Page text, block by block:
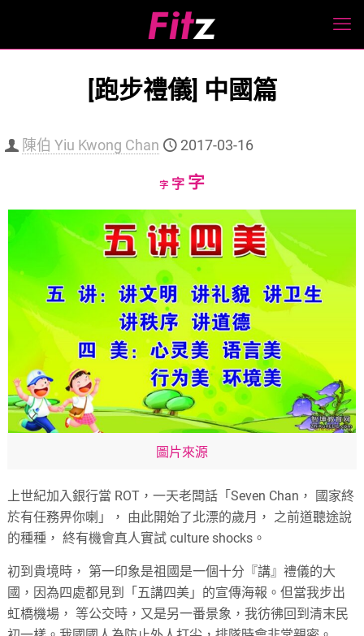
[跑步禮儀] 中國篇
陳伯 Yiu Kwong Chan 2017-03-16
字Decrease
size.
字Reset
size.
字Increase
size.
圖片來源
上世紀加入銀行當 ROT，一天老闆話「Seven Chan， 國家終
於有任務畀你喇」， 由此開始了北漂的歲月， 之前道聽途說
的種種， 終有機會真人實試 culture shocks。
初到貴境時， 第一印象是祖國是一個十分『講』禮儀的大
國，因為四處都見到「五講四美」的宣傳海報。但當我步出
虹橋機場， 等公交時，又是另一番景象，我彷彿回到清末民